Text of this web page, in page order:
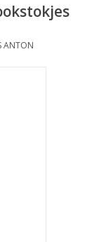
ANTON